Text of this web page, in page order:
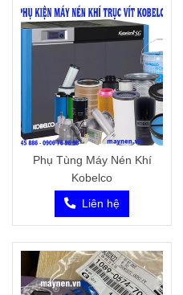
Phụ Tùng Máy Nén Khí
Kobelco
Liên hệ